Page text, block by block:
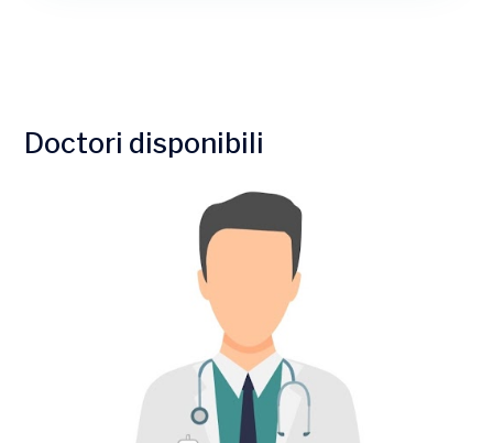
Doctori disponibili